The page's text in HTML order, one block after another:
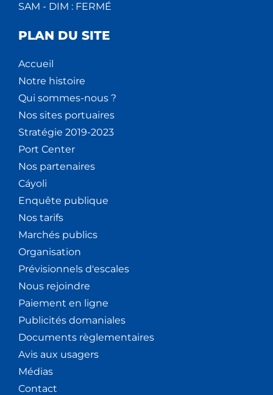
SAM - DIM : FERMÉ
PLAN DU SITE
Accueil
Notre histoire
Qui sommes-nous ?
Nos sites portuaires
Stratégie 2019-2023
Port Center
Nos partenaires
Cáyoli
Enquête publique
Nos tarifs
Marchés publics
Organisation
Prévisionnels d'escales
Nous rejoindre
Paiement en ligne
Publicités domaniales
Documents règlementaires
Avis aux usagers
Médias
Contact